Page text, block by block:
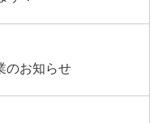
のお知らせ